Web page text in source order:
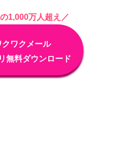
1,000万人超え／
クワクメール
無料ダウンロード